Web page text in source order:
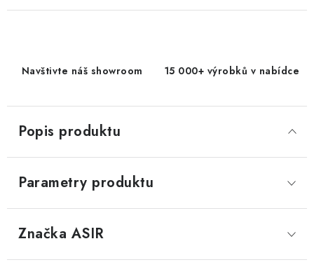
Navštivte náš showroom 15 000+ výrobků v nabídce
Popis produktu
Parametry produktu
Značka ASIR